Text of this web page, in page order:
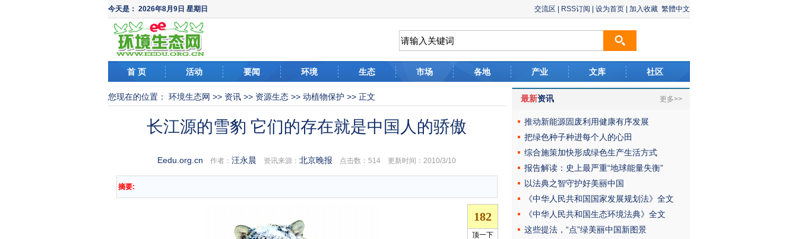
今天是： 2026年8月9日 星期日 交流区 RSS订阅 设为首页 加入收藏 繁體中文
首 页 活动 要闻 环境 生态 市场 各地 产业 文库 社区
您现在的位置： 环境生态网 >> 资讯 >> 资源生态 >> 动植物保护 >> 正文
长江源的雪豹 它们的存在就是中国人的骄傲
Eedu.org.cn 作者：汪永晨 资讯来源：北京晚报 点击数：514 更新时间：2010/3/10
摘要:
最新资讯 更多>>
推动新能源固废利用健康有序发展
把绿色种子种进每个人的心田
综合施策加快形成绿色生产生活方式
报告解读：史上最严重“地球能量失衡”
以法典之智守护好美丽中国
《中华人民共和国国家发展规划法》全文
《中华人民共和国生态环境法典》全文
这些提法，“点”绿美丽中国新图景